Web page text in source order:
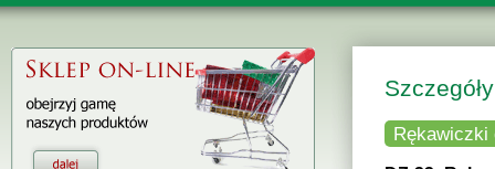
Rękawiczki